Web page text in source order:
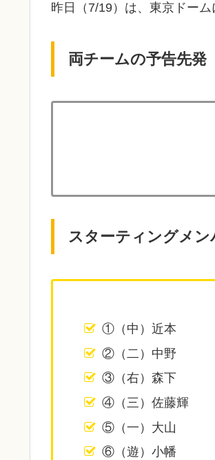
昨日（7/19）は、東京ドー
両チームの予告先発
スターティングメン
①（中）近本
②（二）中野
③（右）森下
④（三）佐藤輝
⑤（一）大山
⑥（遊）小幡